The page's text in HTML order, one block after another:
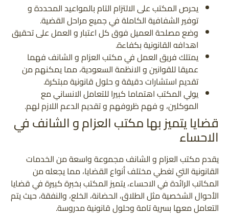
يحرص المكتب على الالتزام التام بالمواعيد المحددة و
توفير الشفافية الكاملة في جميع مراحل القضية.
وضع مصلحة العميل فوق كل اعتبار و العمل على تحقيق
اهدافه القانونية بكفاءة.
يمتلك فريق العمل في مكتب العزام و الشانف فهما
عميقا للقوانين و الانظمة السعودية، مما يمكنهم من
تقديم استشارات دقيقة و حلول قانونية مبتكرة.
يولي المكتب اهتماما كبيرا للتعامل الانساني مع
الموكلين، و فهم ظروفهم و تقديم الدعم اللازم لهم.
قضايا يتميز بها مكتب العزام و الشانف في
الاحساء
يقدم مكتب العزام و الشانف مجموعة واسعة من الخدمات
القانونية التي تغطي مختلف أنواع القضايا، مما يجعله من
المكاتب الرائدة في الاحساء، يتميز المكتب بخبرة كبيرة في قضايا
الأحوال الشخصية مثل الطلاق، الحضانة، الخلع، والنفقة، حيث يتم
التعامل معها بسرية تامة وحلول قانونية مدروسة.